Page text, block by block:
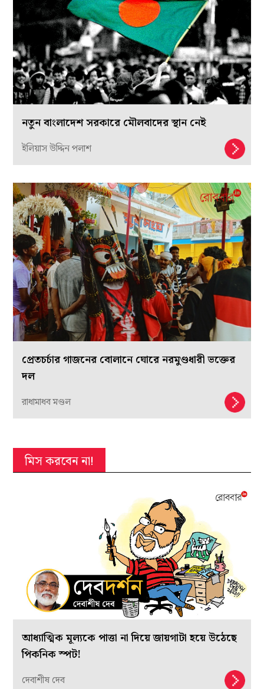
নতুন বাংলাদেশ সরকারে মৌলবাদের স্থান নেই
ইলিয়াস উদ্দিন পলাশ
প্রেতচর্চার গাজনের বোলানে ঘোরে নরমুণ্ডধারী ভক্তের
দল
রাধামাধব মণ্ডল
মিস করবেন না!
আধ্যাত্মিক মূল্যকে পাত্তা না দিয়ে জায়গাটা হয়ে উঠেছে
পিকনিক স্পট!
দেবাশীষ দেব